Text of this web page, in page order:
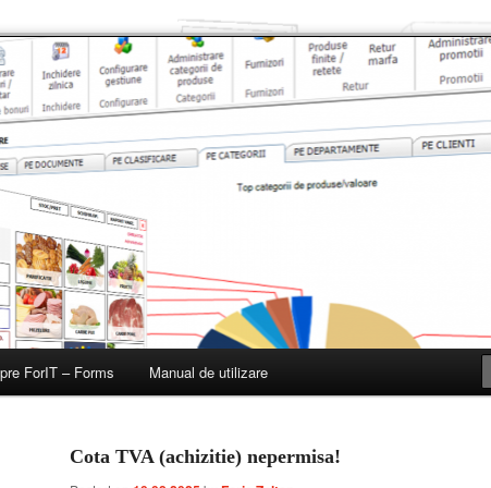
restaurante, baruri si fast-fooduri
ForIT – Forms Manual de utilizare
Cota TVA (achizitie) nepermisa!